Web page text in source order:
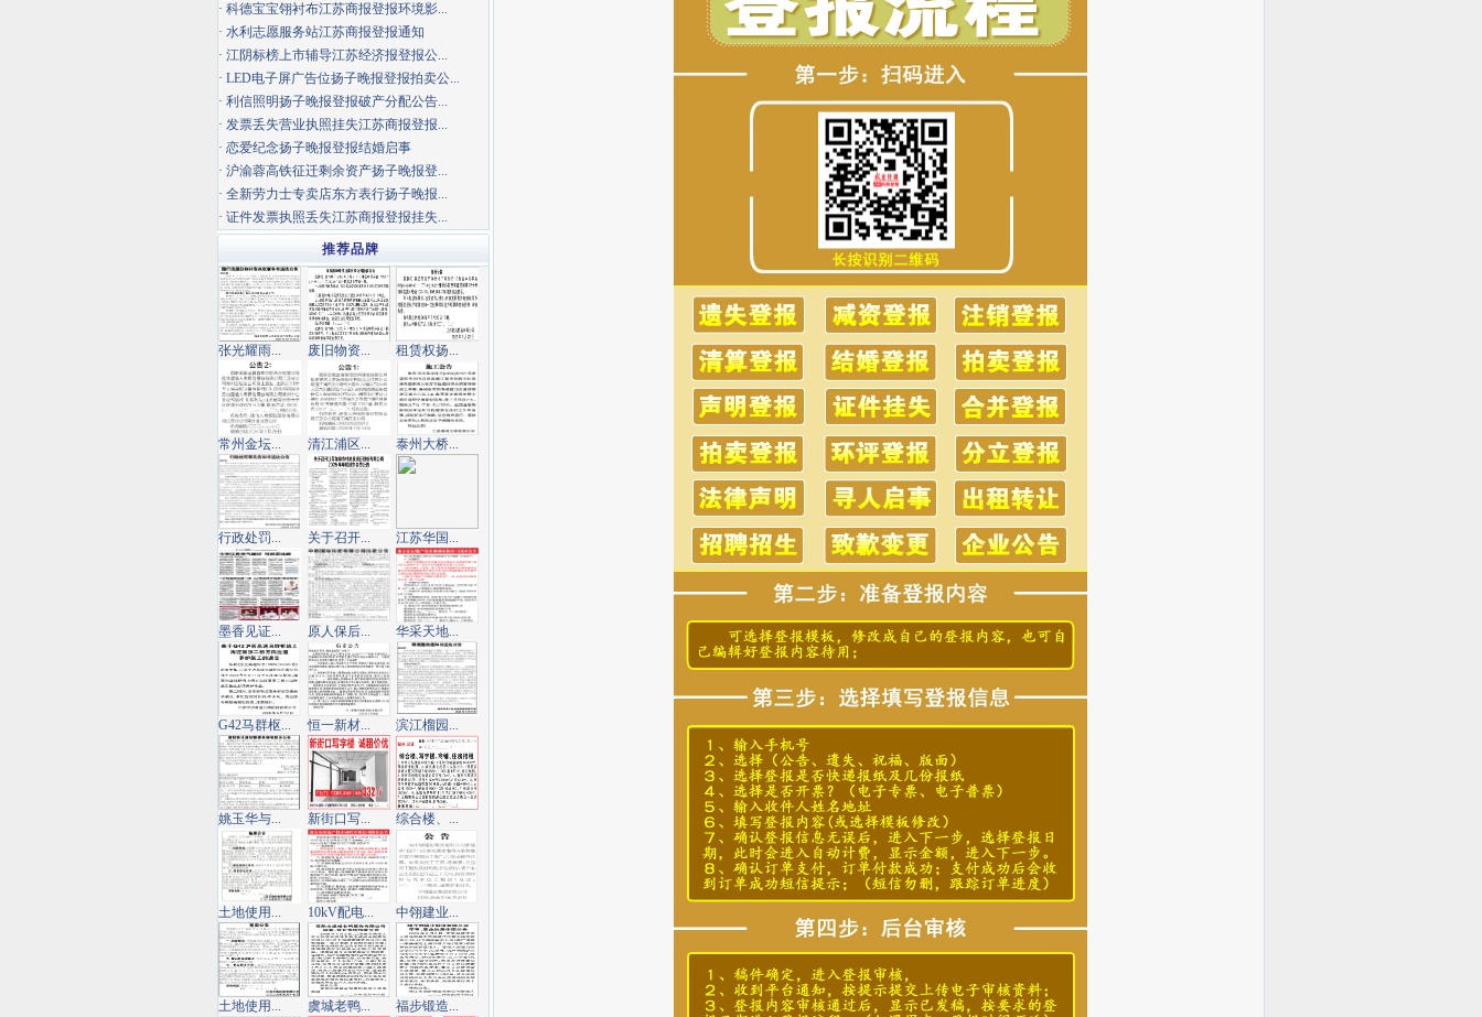
· 科德宝宝翎衬布江苏商报登报环境影...
· 水利志愿服务站江苏商报登报通知
· 江阴标榜上市辅导江苏经济报登报公...
· LED电子屏广告位扬子晚报登报拍卖公...
· 利信照明扬子晚报登报破产分配公告...
· 发票丢失营业执照挂失江苏商报登报...
· 恋爱纪念扬子晚报登报结婚启事
· 沪渝蓉高铁征迁剩余资产扬子晚报登...
· 全新劳力士专卖店东方表行扬子晚报...
· 证件发票执照丢失江苏商报登报挂失...
推荐品牌
张光耀雨... 废旧物资... 租赁权扬...
常州金坛... 清江浦区... 泰州大桥...
行政处罚... 关于召开... 江苏华国...
墨香见证... 原人保后... 华采天地...
G42马群枢... 恒一新材... 滨江榴园...
姚玉华与... 新街口写... 综合楼、...
土地使用... 10kV配电... 中翎建业...
土地使用... 虞城老鸭... 福步锻造...